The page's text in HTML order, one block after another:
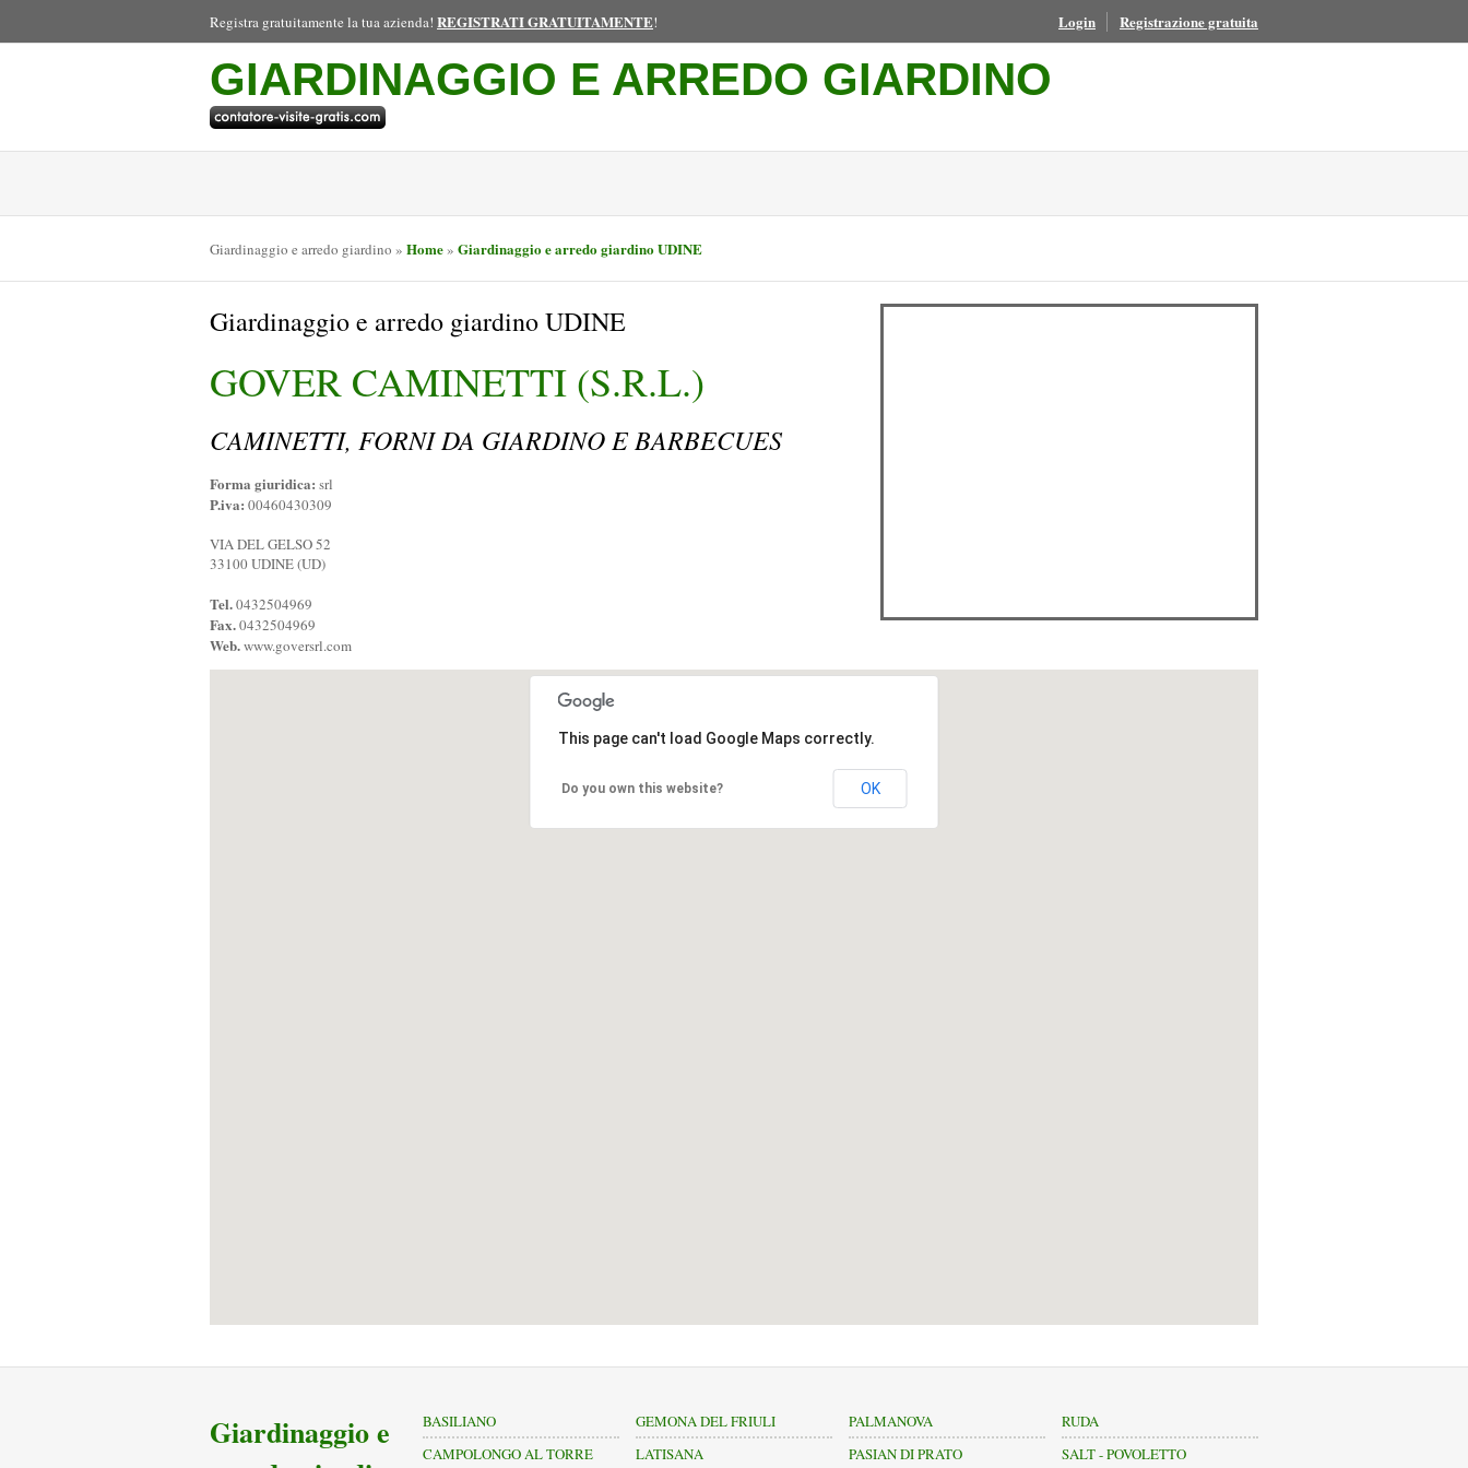
Registra gratuitamente la tua azienda! REGISTRATI GRATUITAMENTE! Login Registrazione gratuita
GIARDINAGGIO E ARREDO GIARDINO
Giardinaggio e arredo giardino » Home» Giardinaggio e arredo giardino UDINE
Giardinaggio e arredo giardino UDINE
GOVER CAMINETTI (S.R.L.)
CAMINETTI, FORNI DA GIARDINO E BARBECUES
Forma giuridica: srl
P.iva: 00460430309
VIA DEL GELSO 52
33100 UDINE (UD)
Tel.0432504969
Fax.0432504969
Web.www.goversrl.com
This page can't load Google Maps correctly.
Do you own this website? OK
Giardinaggio e
BASILIANO
CAMPOLONGO AL TORRE
GEMONA DEL FRIULI
LATISANA
PALMANOVA
PASIAN DI PRATO
RUDA
SALT - POVOLETTO